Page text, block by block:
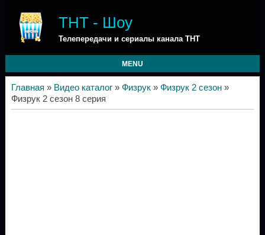
ТНТ - Шоу
Телепередачи и сериалы канала ТНТ
MENU
Главная » Видео каталог» Физрук» Физрук 2 сезон»
Физрук 2 сезон 8 серия